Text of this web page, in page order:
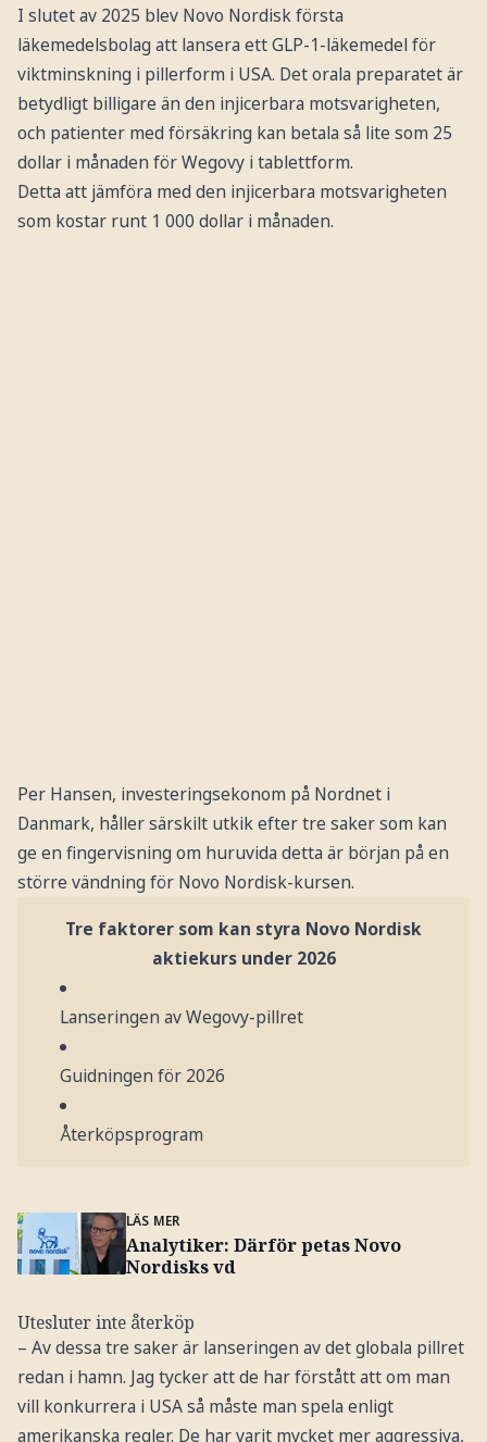
I slutet av 2025 blev Novo Nordisk första
läkemedelsbolag att lansera ett GLP-1-läkemedel för
viktminskning i pillerform i USA. Det orala preparatet är
betydligt billigare än den injicerbara motsvarigheten,
och patienter med försäkring kan betala så lite som 25
dollar i månaden för Wegovy i tablettform.
Detta att jämföra med den injicerbara motsvarigheten
som kostar runt 1 000 dollar i månaden.
Per Hansen, investeringsekonom på Nordnet i
Danmark, håller särskilt utkik efter tre saker som kan
ge en fingervisning om huruvida detta är början på en
större vändning för Novo Nordisk-kursen.
Tre faktorer som kan styra Novo Nordisk
aktiekurs under 2026
Lanseringen av Wegovy-pillret
Guidningen för 2026
Återköpsprogram
LÄS MER
Analytiker: Därför petas Novo
Nordisks vd
Utesluter inte återköp
– Av dessa tre saker är lanseringen av det globala pillret
redan i hamn. Jag tycker att de har förstått att om man
vill konkurrera i USA så måste man spela enligt
amerikanska regler. De har varit mycket mer aggressiva,